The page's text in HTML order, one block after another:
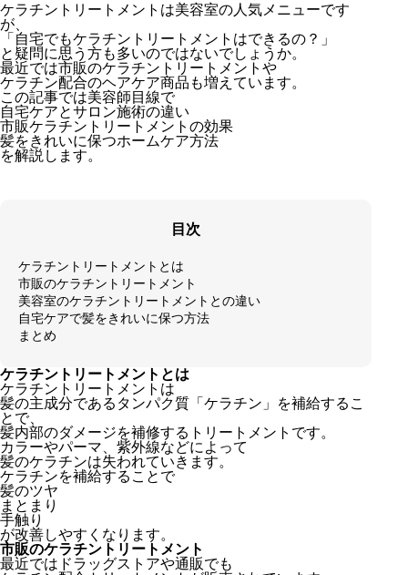
ケラチントリートメントは美容室の人気メニューです
が、
「自宅でもケラチントリートメントはできるの？」
と疑問に思う方も多いのではないでしょうか。
最近では市販のケラチントリートメントや
ケラチン配合のヘアケア商品も増えています。
この記事では美容師目線で
自宅ケアとサロン施術の違い
市販ケラチントリートメントの効果
髪をきれいに保つホームケア方法
を解説します。
目次
ケラチントリートメントとは
市販のケラチントリートメント
美容室のケラチントリートメントとの違い
自宅ケアで髪をきれいに保つ方法
まとめ
ケラチントリートメントとは
ケラチントリートメントは
髪の主成分であるタンパク質「ケラチン」を補給するこ
とで、
髪内部のダメージを補修するトリートメントです。
カラーやパーマ、紫外線などによって
髪のケラチンは失われていきます。
ケラチンを補給することで
髪のツヤ
まとまり
手触り
が改善しやすくなります。
市販のケラチントリートメント
最近ではドラッグストアや通販でも